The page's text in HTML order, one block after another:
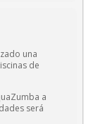
una
de
a
será